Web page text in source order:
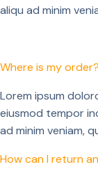
aliqu ad minim
Where is my order?
Lorem ipsum
eiusmod tempor
ad minim veniam,
How can I return